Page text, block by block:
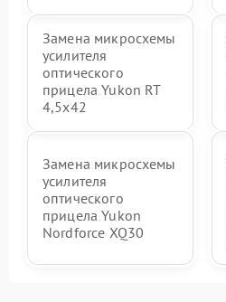
Замена микросхемы
усилителя
оптического
прицела Yukon RT
4,5х42
Замена микросхемы
усилителя
оптического
прицела Yukon
Nordforce XQ30